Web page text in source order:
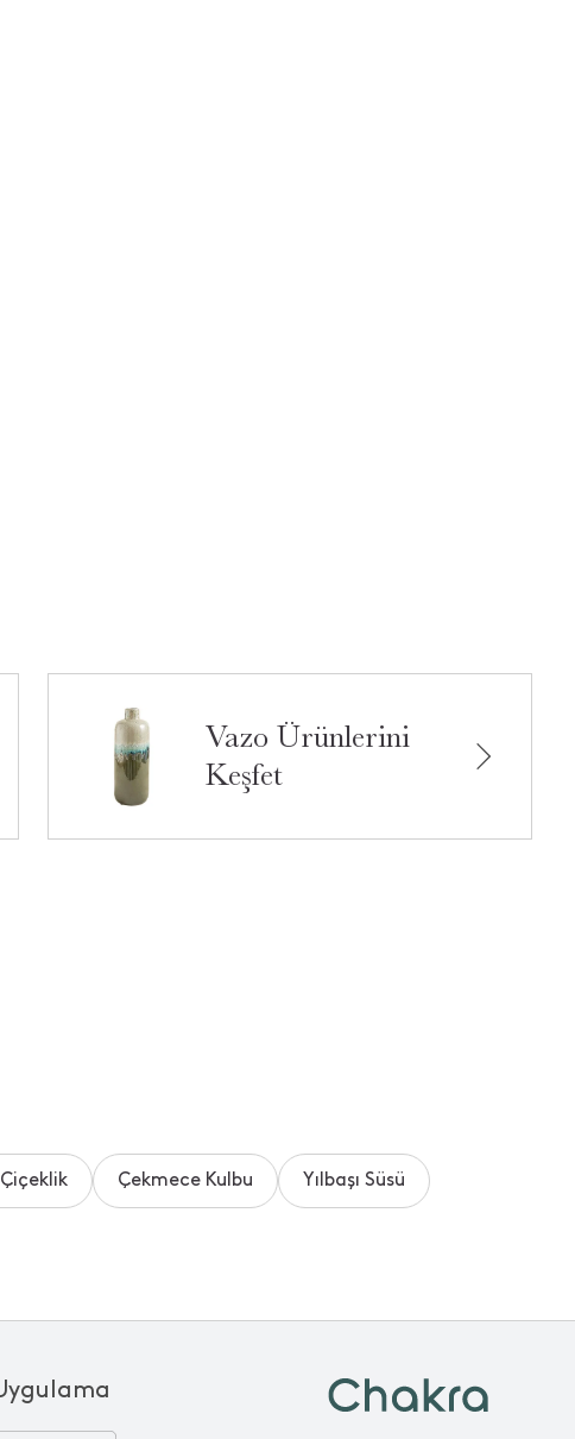
Vazo Ürünlerini
Keşfet
Çiçeklik Çekmece Kulbu Yılbaşı Süsü